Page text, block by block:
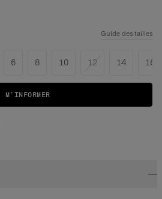
Guide des tailles
6 8 10 12 14 16
M’INFORMER